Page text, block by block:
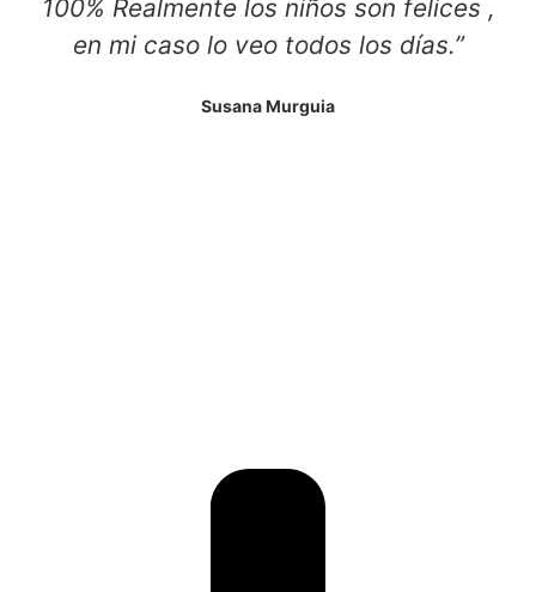
100% Realmente los niños son felices ,
en mi caso lo veo todos los días.”
Susana Murguia